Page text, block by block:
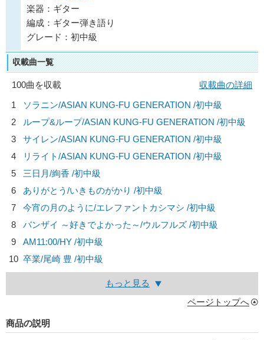
楽器：ギター
編成：ギター弾き語り
グレード：初中級
収載曲一覧
100曲を収載
収載曲の詳細
1
ソラニン/ASIAN KUNG-FU GENERATION /初中級
2
ループ&ループ/ASIAN KUNG-FU GENERATION /初中級
3
サイレン/ASIAN KUNG-FU GENERATION /初中級
4
リライト/ASIAN KUNG-FU GENERATION /初中級
5
三日月/絢香 /初中級
6
ありがとう/いきものがかり /初中級
7
今宵の月のように/エレファントカシマシ /初中級
8
バンザイ ～好きでよかった～/ウルフルズ /初中級
9
AM11:00/HY /初中級
10 卒業/尾崎 豊 /初中級
もっと見る
ページトップへ
商品の説明